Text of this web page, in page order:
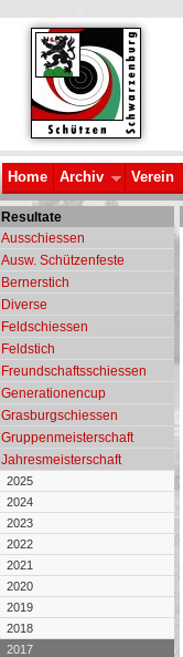
Home Archiv Verein
Resultate
Ausschiessen
Ausw. Schützenfeste
Bernerstich
Diverse
Feldschiessen
Feldstich
Freundschaftsschiessen
Generationencup
Grasburgschiessen
Gruppenmeisterschaft
Jahresmeisterschaft
2025
2024
2023
2022
2021
2020
2019
2018
2017